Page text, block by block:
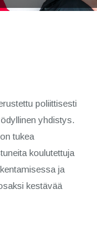
poliittisesti
yhdistys.
tukea
koulutettuja
ja
kestävää